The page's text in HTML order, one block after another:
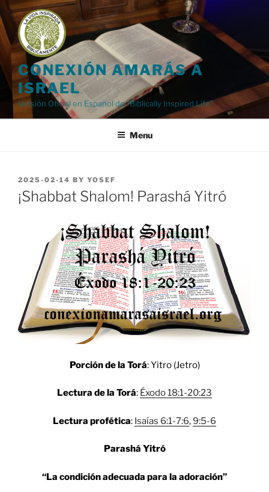
Skip
to
content
CONEXIÓN AMARÁS A
ISRAEL
Versión Oficial en Español de "Biblically Inspired Life"
Menu
POSTED
ON
2025-02-14 BY YOSEF
¡Shabbat Shalom! Parashá Yitró
Porción de la Torá: Yitro (Jetro)
Lectura de la Torá: Éxodo 18:1-20:23
Lectura profética: Isaías 6:1-7:6,9:5-6
Parashá Yitró
“La condición adecuada para la adoración”